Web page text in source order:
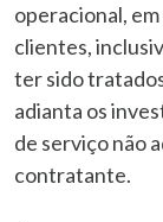
operacional,
clientes,
ter sido
adianta os
de serviço não
contratante.